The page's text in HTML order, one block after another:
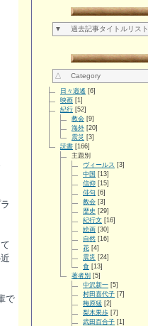
で
▼ 過去記事タイトルリスト
△ Category
日々逍遙 [6]
映画 [1]
紀行 [52]
教会 [9]
海外 [20]
震災 [3]
読書 [166]
主題別
ヴィールス [3]
中国 [13]
信仰 [15]
俳句 [6]
教会 [3]
歴史 [29]
紀行文 [16]
絵画 [30]
自然 [16]
花 [4]
震災 [24]
食 [13]
著者別 [5]
中沢新一 [5]
村田喜代子 [7]
梅原猛 [2]
梨木果歩 [7]
武田百合子 [1]